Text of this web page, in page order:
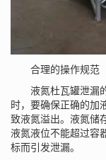
合理的操作规范
液氮杜瓦罐泄漏的
时，要确保正确的加
致液氮溢出。液氮储
液氮液位不能超过容
标而引发泄漏。